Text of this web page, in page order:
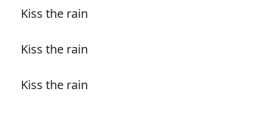
Kiss the rain
Kiss the rain
Kiss the rain